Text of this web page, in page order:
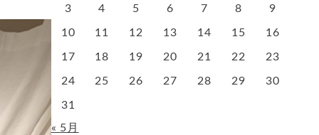
3 4 5 6 7 8 9
10 11 12 13 14 15 16
17 18 19 20 21 22 23
24 25 26 27 28 29 30
31
« 5月